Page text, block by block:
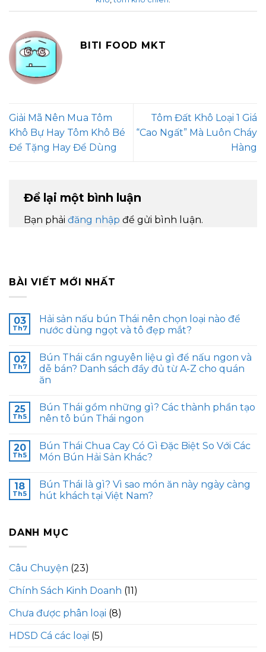
BITI FOOD MKT
Giải Mã Nên Mua Tôm
Khô Bự Hay Tôm Khô Bé
Để Tặng Hay Để Dùng
Tôm Đất Khô Loại 1 Giá
“Cao Ngất” Mà Luôn Cháy
Hàng
Để lại một bình luận
Bạn phải đăng nhập để gửi bình luận.
BÀI VIẾT MỚI NHẤT
03
Th7
Hải sản nấu bún Thái nên chọn loại nào để
nước dùng ngọt và tô đẹp mắt?
02
Th7
Bún Thái cần nguyên liệu gì để nấu ngon và
dễ bán? Danh sách đầy đủ từ A-Z cho quán
ăn
25
Th5
Bún Thái gồm những gì? Các thành phần tạo
nên tô bún Thái ngon
20
Th5
Bún Thái Chua Cay Có Gì Đặc Biệt So Với Các
Món Bún Hải Sản Khác?
18
Th5
Bún Thái là gì? Vì sao món ăn này ngày càng
hút khách tại Việt Nam?
DANH MỤC
Câu Chuyện (23)
Chính Sách Kinh Doanh (11)
Chưa được phân loại (8)
HDSD Cá các loại (5)